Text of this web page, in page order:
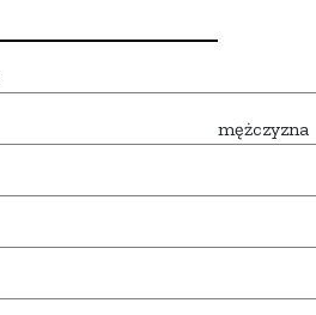
mężczyzna